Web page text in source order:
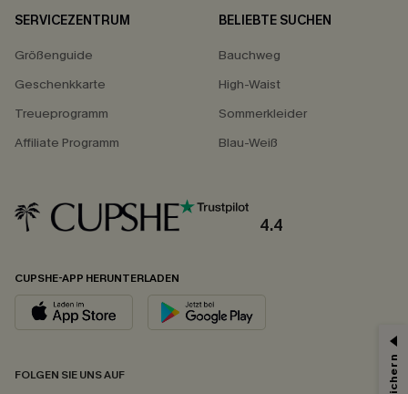
SERVICEZENTRUM
Größenguide
Geschenkkarte
Treueprogramm
Affiliate Programm
BELIEBTE SUCHEN
Bauchweg
High-Waist
Sommerkleider
Blau-Weiß
4.4
CUPSHE-APP HERUNTERLADEN
FOLGEN SIE UNS AUF